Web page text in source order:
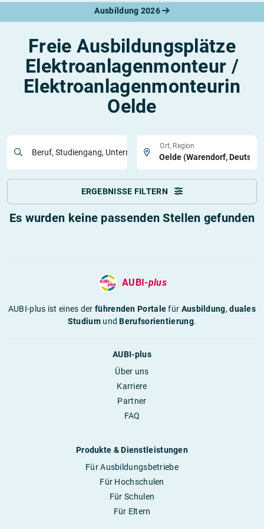
Ausbildung 2026
Freie Ausbildungsplätze
Elektroanlagenmonteur /
Elektroanlagenmonteurin
Oelde
Beruf, Studiengang, Unternehmen
Ort, Region
ERGEBNISSE FILTERN
Es wurden keine passenden Stellen gefunden
AUBI-plus
AUBI-plus ist eines derführenden Portalefür Ausbildung,duales
StudiumundBerufsorientierung.
AUBI-plus
Über uns
Karriere
Partner
FAQ
Produkte & Dienstleistungen
Für Ausbildungsbetriebe
Für Hochschulen
Für Schulen
Für Eltern